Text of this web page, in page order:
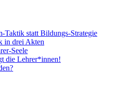
Taktik statt Bildungs-Strategie
in drei Akten
Seele
die Lehrer*innen!